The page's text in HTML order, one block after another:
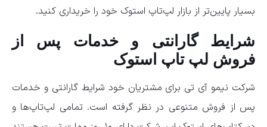
بسیار پایین‌تر از بازار لپ‌تاپ استوک خود را خریداری کنید.
شرایط گارانتی و خدمات پس از
فروش لپ تاپ استوک
شرکت نیمو آی تی برای مشتریان خود شرایط گارانتی و خدمات
پس از فروش متنوعی در نظر گرفته است. تمامی لپ‌تاپ‌ها و